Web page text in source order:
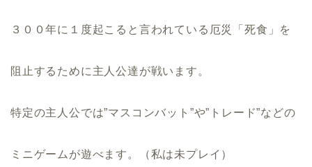
３００年に１度起こると言われている厄災「死食」を
阻止するために主人公達が戦います。
特定の主人公では”マスコンバット”や”トレード”などの
ミニゲームが遊べます。（私は未プレイ）